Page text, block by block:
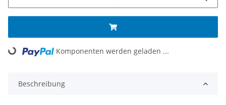
Loading... Komponenten werden geladen ...
Beschreibung